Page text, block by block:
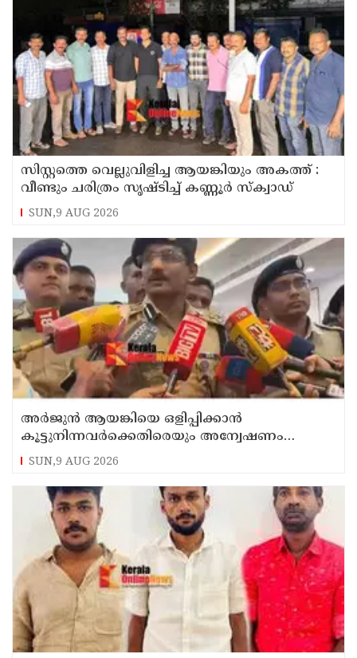
സിസ്റ്റത്തെ വെല്ലുവിളിച്ച ആയങ്കിയും അകത്ത് :
വീണ്ടും ചരിത്രം സൃഷ്‌ടിച്ച് കണ്ണൂർ സ്‌ക്വാഡ്
SUN,9 AUG 2026
അർജുൻ ആയങ്കിയെ ഒളിപ്പിക്കാൻ
കൂട്ടുനിന്നവർക്കെതിരെയും അന്വേഷണം
നടത്തും: കണ്ണൂർ റേഞ്ച് ഡി. ഐ ജി കെ.
കാർത്തിക്ക്
SUN,9 AUG 2026